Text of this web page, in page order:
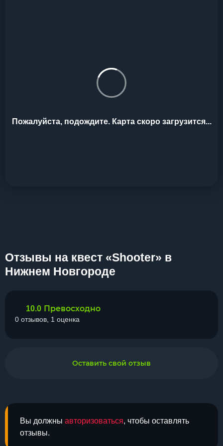
Пожалуйста, подождите. Карта скоро загрузится...
Отзывы на квест «Shooter» в
Нижнем Новгороде
Вы должны авторизоваться, чтобы оставлять
отзывы.
10.0 Превосходно
0 отзывов, 1 оценка
Оставить свой отзыв